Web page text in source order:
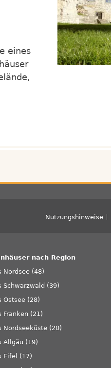
eines
Nutzungshinweise
nach Region
Nordsee (48)
Schwarzwald (39)
Ostsee (28)
Franken (21)
Nordseeküste (20)
Allgäu (19)
Eifel (17)